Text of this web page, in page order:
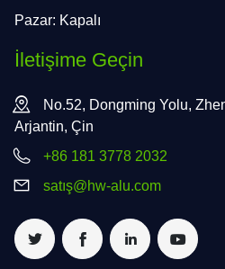
Pazar: Kapalı
İletişime Geçin
No.52, Dongming Yolu,
Arjantin, Çin
+86 181 3778 2032
satış@hw-alu.com